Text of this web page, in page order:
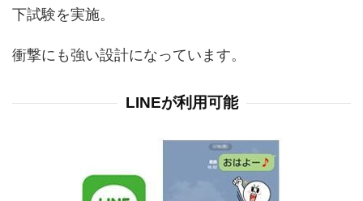
下試験を実施。
衝撃にも強い設計になっています。
LINEが利用可能